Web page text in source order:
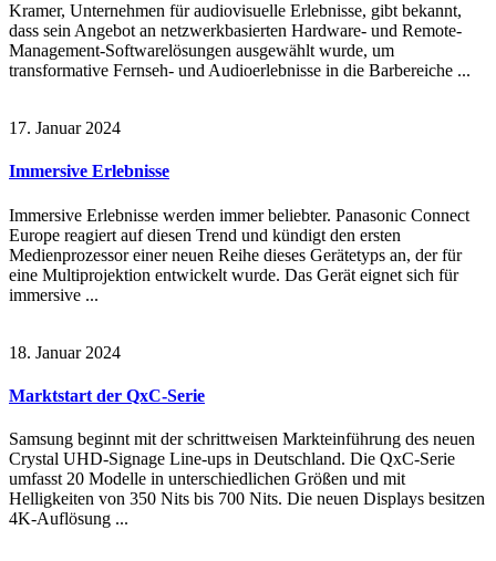
Kramer, Unternehmen für audiovisuelle Erlebnisse, gibt bekannt,
dass sein Angebot an netzwerkbasierten Hardware- und Remote-
Management-Softwarelösungen ausgewählt wurde, um
transformative Fernseh- und Audioerlebnisse in die Barbereiche ...
17. Januar 2024
Immersive Erlebnisse
Immersive Erlebnisse werden immer beliebter. Panasonic Connect
Europe reagiert auf diesen Trend und kündigt den ersten
Medienprozessor einer neuen Reihe dieses Gerätetyps an, der für
eine Multiprojektion entwickelt wurde. Das Gerät eignet sich für
immersive ...
18. Januar 2024
Marktstart der QxC-Serie
Samsung beginnt mit der schrittweisen Markteinführung des neuen
Crystal UHD-Signage Line-ups in Deutschland. Die QxC-Serie
umfasst 20 Modelle in unterschiedlichen Größen und mit
Helligkeiten von 350 Nits bis 700 Nits. Die neuen Displays besitzen
4K-Auflösung ...